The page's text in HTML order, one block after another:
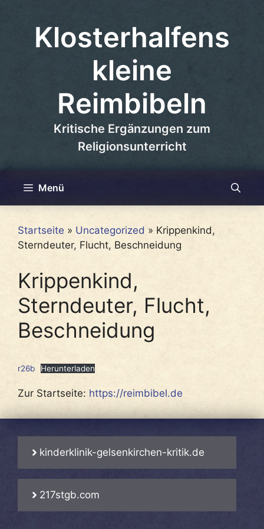
springenKlosterhalfens
kleine
Reimbibeln
Kritische Ergänzungen zum
Religionsunterricht
Menü
Startseite » Uncategorized » Krippenkind,
Sterndeuter, Flucht, Beschneidung
Krippenkind,
Sterndeuter, Flucht,
Beschneidung
r26b Herunterladen
Zur Startseite: https://reimbibel.de
kinderklinik-gelsenkirchen-kritik.de
217stgb.com